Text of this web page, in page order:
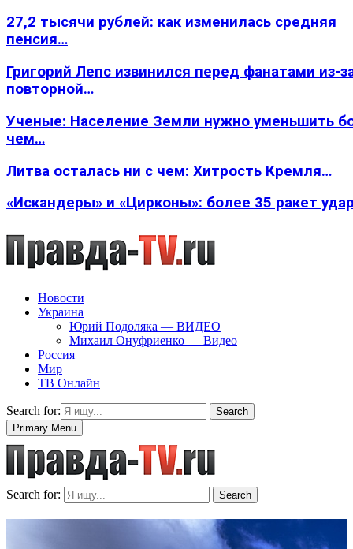
27,2 тысячи рублей: как изменилась средняя
пенсия…
Григорий Лепс извинился перед фанатами из-
повторной…
Ученые: Население Земли нужно уменьшить
чем…
Литва осталась ни с чем: Хитрость Кремля…
«Искандеры» и «Цирконы»: более 35 ракет
Новости
Украина
Юрий Подоляка — ВИДЕО
Михаил Онуфриенко — Видео
Россия
Мир
ТВ Онлайн
Search for:
Search
Primary Menu
Search for: Search